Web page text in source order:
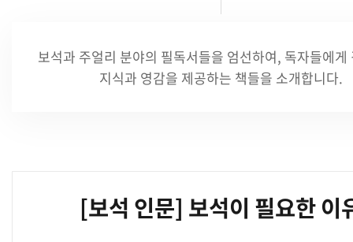
보석과 주얼리 분야의 필독서들을 엄선하여, 독자들에게
지식과 영감을 제공하는 책들을 소개합니다.
[보석 인문] 보석이 필요한 이